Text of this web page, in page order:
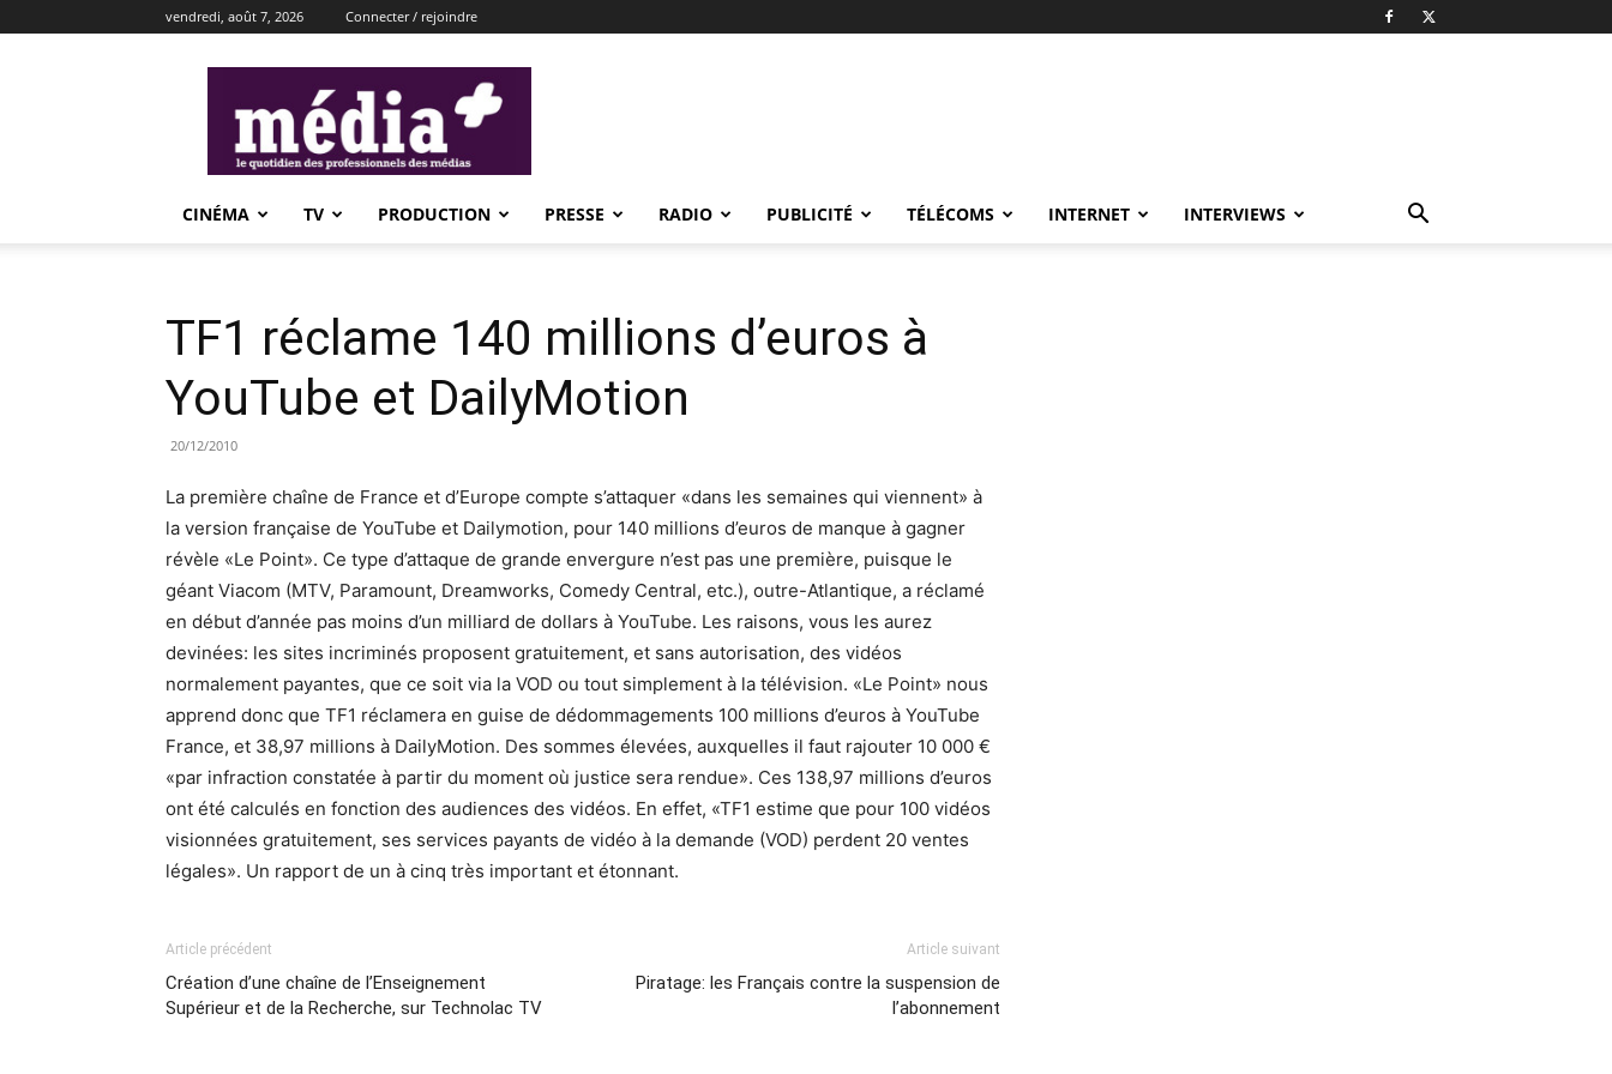
vendredi, août 7, 2026 Connecter / rejoindre
CINÉMA TV PRODUCTION PRESSE RADIO PUBLICITÉ TÉLÉCOMS INTERNET INTERVIEWS
TF1 réclame 140 millions d’euros à
YouTube et DailyMotion
20/12/2010
La première chaîne de France et d’Europe compte s’attaquer «dans les semaines qui viennent» à
la version française de YouTube et Dailymotion, pour 140 millions d’euros de manque à gagner
révèle «Le Point». Ce type d’attaque de grande envergure n’est pas une première, puisque le
géant Viacom (MTV, Paramount, Dreamworks, Comedy Central, etc.), outre-Atlantique, a réclamé
en début d’année pas moins d’un milliard de dollars à YouTube. Les raisons, vous les aurez
devinées: les sites incriminés proposent gratuitement, et sans autorisation, des vidéos
normalement payantes, que ce soit via la VOD ou tout simplement à la télévision. «Le Point» nous
apprend donc que TF1 réclamera en guise de dédommagements 100 millions d’euros à YouTube
France, et 38,97 millions à DailyMotion. Des sommes élevées, auxquelles il faut rajouter 10 000 €
«par infraction constatée à partir du moment où justice sera rendue». Ces 138,97 millions d’euros
ont été calculés en fonction des audiences des vidéos. En effet, «TF1 estime que pour 100 vidéos
visionnées gratuitement, ses services payants de vidéo à la demande (VOD) perdent 20 ventes
légales». Un rapport de un à cinq très important et étonnant.
Article précédent
Création d’une chaîne de l’Enseignement
Supérieur et de la Recherche, sur Technolac TV
Article suivant
Piratage: les Français contre la suspension de
l’abonnement